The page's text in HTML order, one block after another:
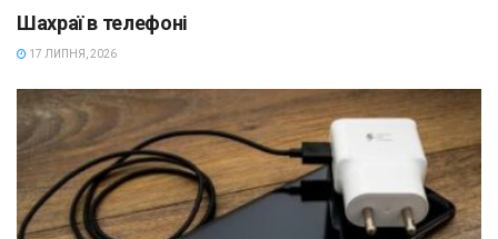
Шахраї в телефоні
17 ЛИПНЯ, 2026